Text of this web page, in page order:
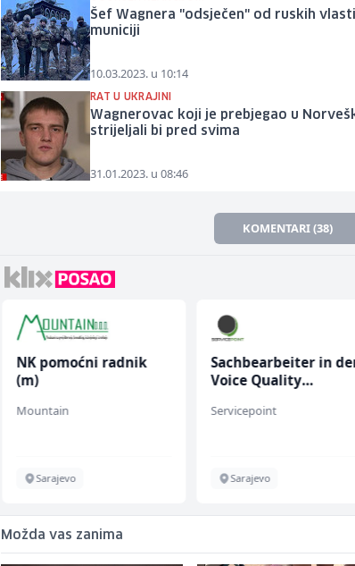
Šef Wagnera "odsječen" od ruskih
municiji
10.03.2023. u 10:14
RAT U UKRAJINI
Wagnerovac koji je prebjegao u
strijeljali bi pred svima
31.01.2023. u 08:46
KOMENTARI (38)
NK pomoćni radnik
(m)
Mountain
Sarajevo
Sachbearbeiter in
Voice Quality
Servicepoint
Sarajevo
Možda vas zanima